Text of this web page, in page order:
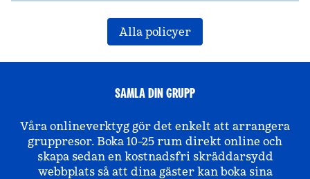
Alla policyer
SAMLA DIN GRUPP
Våra onlineverktyg gör det enkelt att arrangera
gruppresor. Boka 10–25 rum direkt online och
skapa sedan en kostnadsfri skräddarsydd
webbplats så att dina gäster kan boka sina